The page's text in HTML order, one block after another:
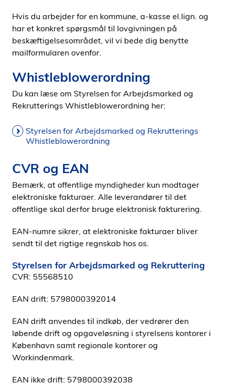
Hvis du arbejder for en kommune, a-kasse el.lign. og
har et konkret spørgsmål til lovgivningen på
beskæftigelsesområdet, vil vi bede dig benytte
mailformularen ovenfor.
Whistleblowerordning
Du kan læse om Styrelsen for Arbejdsmarked og
Rekrutterings Whistleblowerordning her:
Styrelsen for Arbejdsmarked og Rekrutterings
Whistleblowerordning
CVR og EAN
Bemærk, at offentlige myndigheder kun modtager
elektroniske fakturaer. Alle leverandører til det
offentlige skal derfor bruge elektronisk fakturering.
EAN-numre sikrer, at elektroniske fakturaer bliver
sendt til det rigtige regnskab hos os.
Styrelsen for Arbejdsmarked og Rekruttering
CVR: 55568510
EAN drift: 5798000392014
EAN drift anvendes til indkøb, der vedrører den
løbende drift og opgaveløsning i styrelsens kontorer i
København samt regionale kontorer og
Workindenmark.
EAN ikke drift: 5798000392038